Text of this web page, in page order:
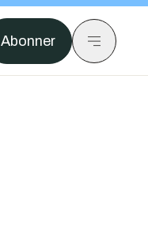
Abonner